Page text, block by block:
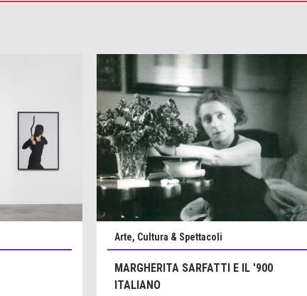
Arte, Cultura & Spettacoli
MARGHERITA SARFATTI E IL '900
ITALIANO